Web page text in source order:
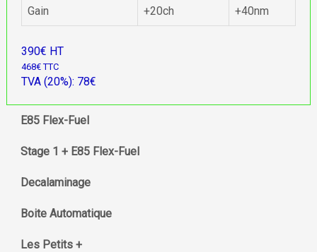
Gain +20ch +40nm
390€ HT
468€ TTC
TVA (20%): 78€
E85 Flex-Fuel
Stage 1 + E85 Flex-Fuel
Decalaminage
Boite Automatique
Les Petits +